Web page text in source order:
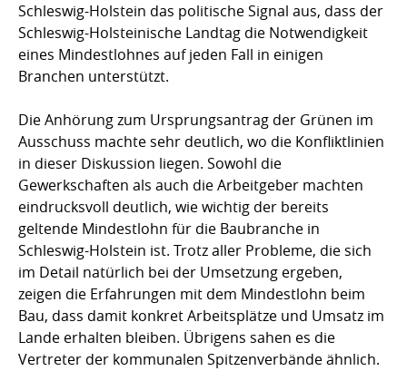
Schleswig-Holstein das politische Signal aus, dass der
Schleswig-Holsteinische Landtag die Notwendigkeit
eines Mindestlohnes auf jeden Fall in einigen
Branchen unterstützt.
Die Anhörung zum Ursprungsantrag der Grünen im
Ausschuss machte sehr deutlich, wo die Konfliktlinien
in dieser Diskussion liegen. Sowohl die
Gewerkschaften als auch die Arbeitgeber machten
eindrucksvoll deutlich, wie wichtig der bereits
geltende Mindestlohn für die Baubranche in
Schleswig-Holstein ist. Trotz aller Probleme, die sich
im Detail natürlich bei der Umsetzung ergeben,
zeigen die Erfahrungen mit dem Mindestlohn beim
Bau, dass damit konkret Arbeitsplätze und Umsatz im
Lande erhalten bleiben. Übrigens sahen es die
Vertreter der kommunalen Spitzenverbände ähnlich.